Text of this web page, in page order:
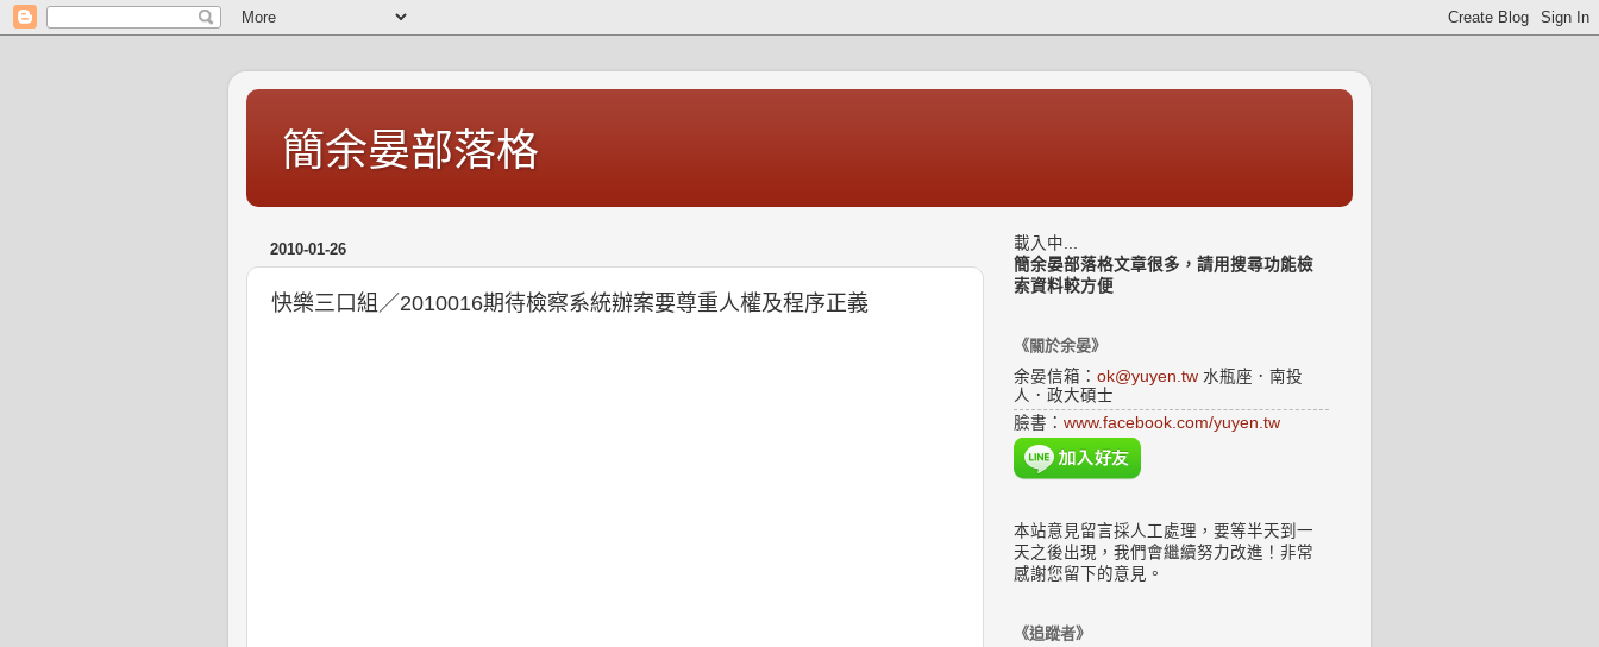
簡余晏部落格
2010-01-26
快樂三口組／2010016期待檢察系統辦案要尊重人權及程序正義
載入中...
簡余晏部落格文章很多，請用搜尋功能檢
索資料較方便
《關於余晏》
余晏信箱： ok@yuyen.tw 水瓶座．南投
人．政大碩士
臉書： www.facebook.com/yuyen.tw
本站意見留言採人工處理，要等半天到一
天之後出現，我們會繼續努力改進！非常
感謝您留下的意見。
《追蹤者》